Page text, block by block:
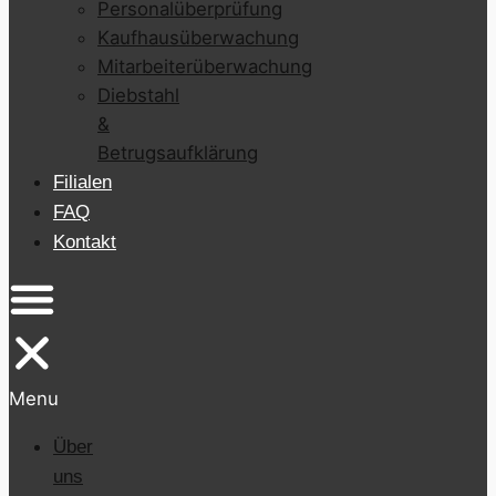
Personalüberprüfung
Kaufhausüberwachung
Mitarbeiterüberwachung
Diebstahl
&
Betrugsaufklärung
Filialen
FAQ
Kontakt
Menu
Über
uns